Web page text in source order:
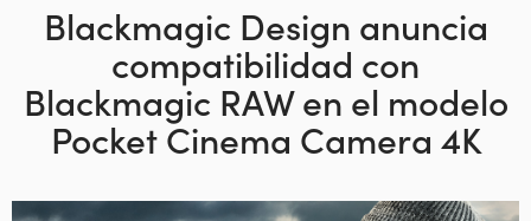
Novedades
Imágenes
Argentina
Australia
Austria
Blackmagic Design anuncia
compatibilidad con
Blackmagic RAW en el modelo
Pocket Cinema Camera 4K